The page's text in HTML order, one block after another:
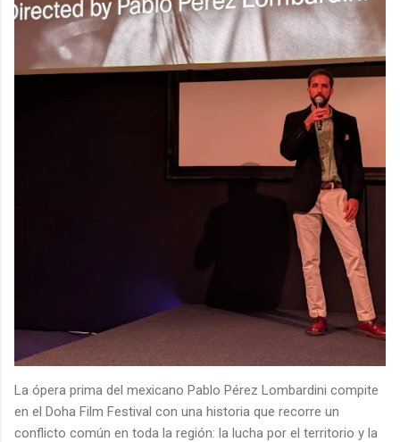
La ópera prima del mexicano Pablo Pérez Lombardini compite
en el Doha Film Festival con una historia que recorre un
conflicto común en toda la región: la lucha por el territorio y la